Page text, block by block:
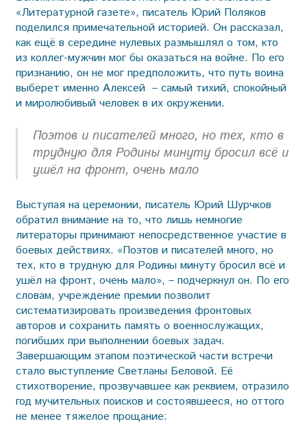
«Литературной газете», писатель Юрий Поляков
поделился примечательной историей. Он рассказал,
как ещё в середине нулевых размышлял о том, кто
из коллег-мужчин мог бы оказаться на войне. По его
признанию, он не мог предположить, что путь воина
выберет именно Алексей – самый тихий, спокойный
и миролюбивый человек в их окружении.
Поэтов и писателей много, но тех, кто в
трудную для Родины минуту бросил всё и
ушёл на фронт, очень мало
Выступая на церемонии, писатель Юрий Шурчков
обратил внимание на то, что лишь немногие
литераторы принимают непосредственное участие в
боевых действиях. «Поэтов и писателей много, но
тех, кто в трудную для Родины минуту бросил всё и
ушёл на фронт, очень мало», – подчеркнул он. По его
словам, учреждение премии позволит
систематизировать произведения фронтовых
авторов и сохранить память о военнослужащих,
погибших при выполнении боевых задач.
Завершающим этапом поэтической части встречи
стало выступление Светланы Беловой. Её
стихотворение, прозвучавшее как реквием, отразило
год мучительных поисков и состоявшееся, но оттого
не менее тяжелое прощание: